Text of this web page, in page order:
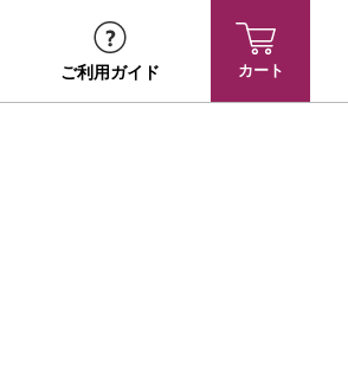
ご利用ガイド カート